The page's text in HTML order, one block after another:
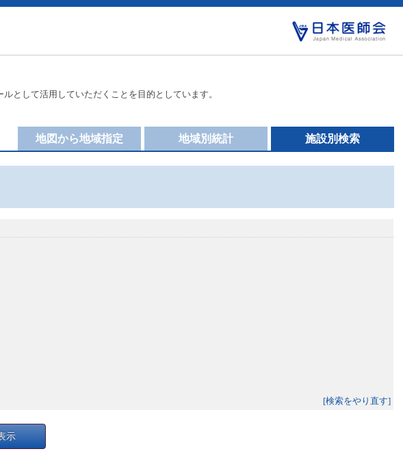
として活用していただくことを目的としています。
施設別検索
地域別統計
地図から地域指定
[検索をやり直す]
示